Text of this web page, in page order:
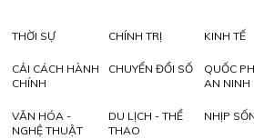
THỜI SỰ CHÍNH TRỊ KINH TẾ
CẢI CÁCH HÀNH
CHÍNH
CHUYỂN ĐỔI SỐ
QUỐC
AN NINH
VĂN HÓA -
NGHỆ THUẬT
DU LỊCH - THỂ
THAO
NHỊP